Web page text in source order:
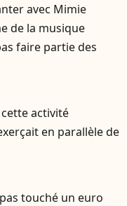
avec Mimie
de la musique
faire partie des
activité
en parallèle de
touché un euro